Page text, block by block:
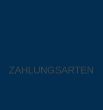
ZAHLUNGSARTEN